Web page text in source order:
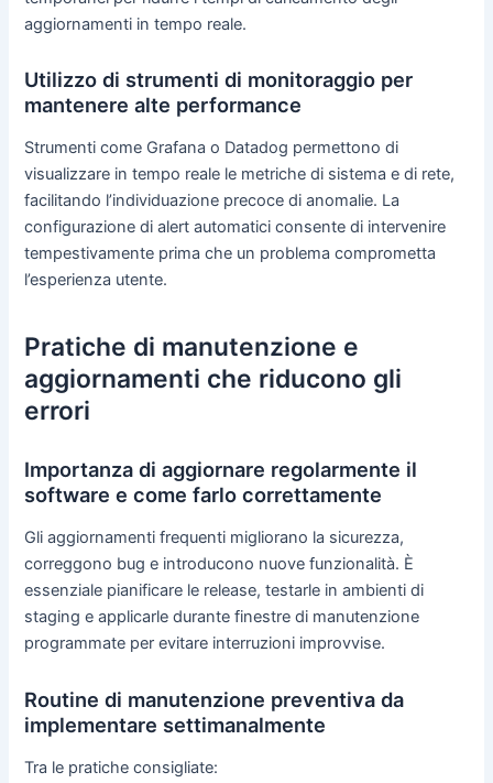
aggiornamenti in tempo reale.
Utilizzo di strumenti di monitoraggio per
mantenere alte performance
Strumenti come Grafana o Datadog permettono di
visualizzare in tempo reale le metriche di sistema e di rete,
facilitando l’individuazione precoce di anomalie. La
configurazione di alert automatici consente di intervenire
tempestivamente prima che un problema comprometta
l’esperienza utente.
Pratiche di manutenzione e
aggiornamenti che riducono gli
errori
Importanza di aggiornare regolarmente il
software e come farlo correttamente
Gli aggiornamenti frequenti migliorano la sicurezza,
correggono bug e introducono nuove funzionalità. È
essenziale pianificare le release, testarle in ambienti di
staging e applicarle durante finestre di manutenzione
programmate per evitare interruzioni improvvise.
Routine di manutenzione preventiva da
implementare settimanalmente
Tra le pratiche consigliate: